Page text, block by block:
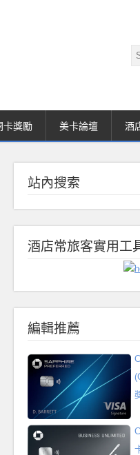
卡獎勵 美卡論壇 酒
站內搜索
酒店常旅客實用工
編輯推薦